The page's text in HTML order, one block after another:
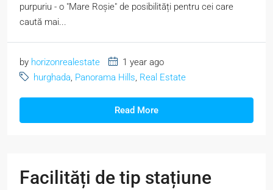
purpuriu - o "Mare Roșie" de posibilități pentru cei care
caută mai...
by horizonrealestate
1 year ago
hurghada, Panorama Hills, Real Estate
Read More
Facilități de tip stațiune